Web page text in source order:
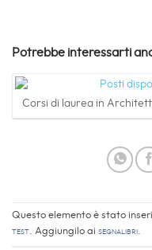
Potrebbe interessarti
Corsi di laurea in
Questo elemento è stato
Test. Aggiungilo ai segnalibri.